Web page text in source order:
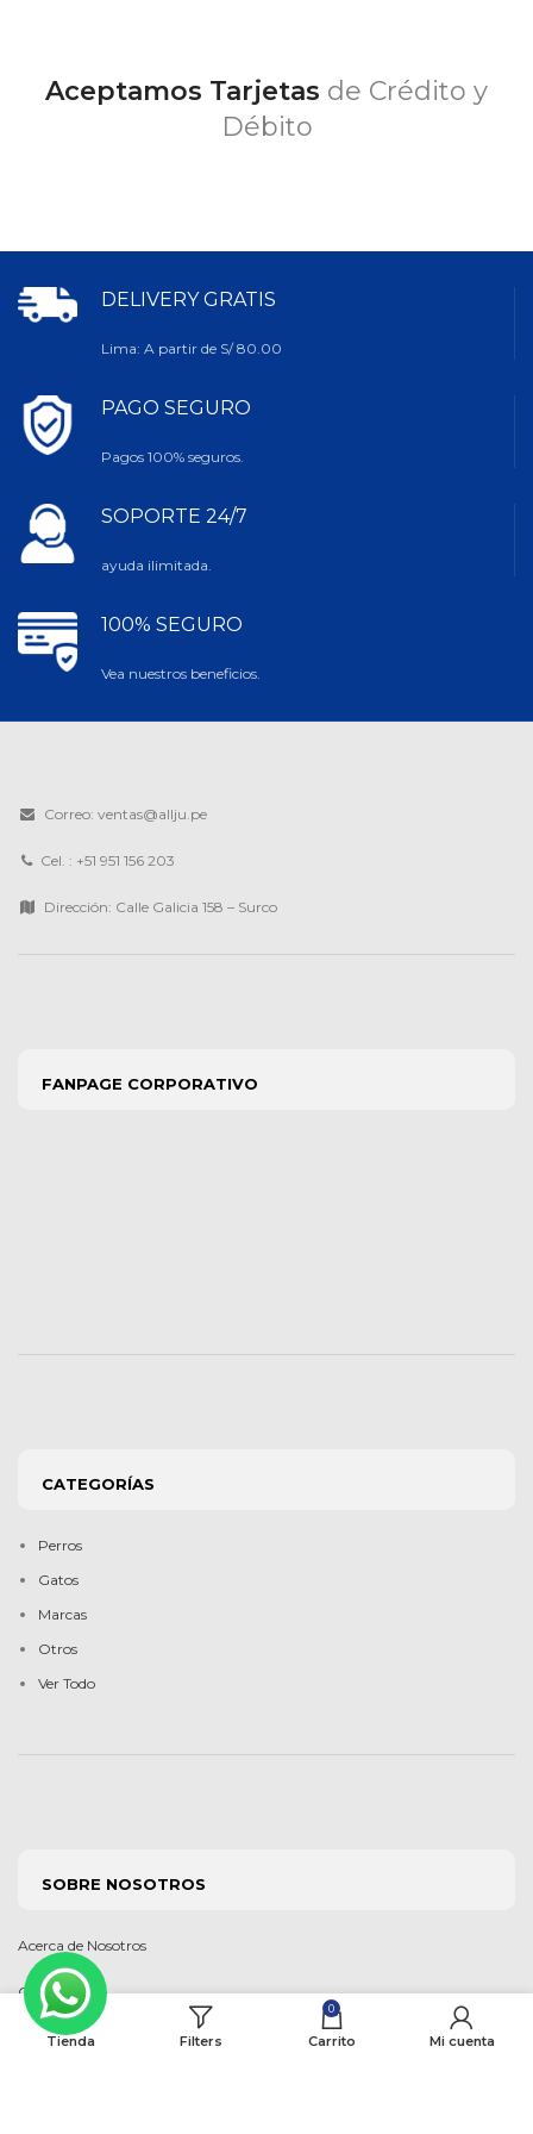
Aceptamos Tarjetas de Crédito y
Débito
DELIVERY GRATIS
Lima: A partir de S/ 80.00
PAGO SEGURO
Pagos 100% seguros.
SOPORTE 24/7
ayuda ilimitada.
100% SEGURO
Vea nuestros beneficios.
Correo: ventas@allju.pe
Cel. : +51 951 156 203
Dirección: Calle Galicia 158 – Surco
FANPAGE CORPORATIVO
CATEGORÍAS
Perros
Gatos
Marcas
Otros
Ver Todo
SOBRE NOSOTROS
Acerca de Nosotros
Contáctanos
Preguntas Frecuentes
Tienda Filters
0
Carrito Mi cuenta